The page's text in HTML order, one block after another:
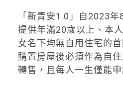
「新青安1.0」自2023
提供年滿20歲以上、本
女名下均無自用住宅的
購置房屋後必須作為自
轉售，且每人一生僅能申